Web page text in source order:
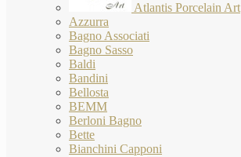
Atlantis Porcelain Art
Azzurra
Bagno Associati
Bagno Sasso
Baldi
Bandini
Bellosta
BEMM
Berloni Bagno
Bette
Bianchini Capponi